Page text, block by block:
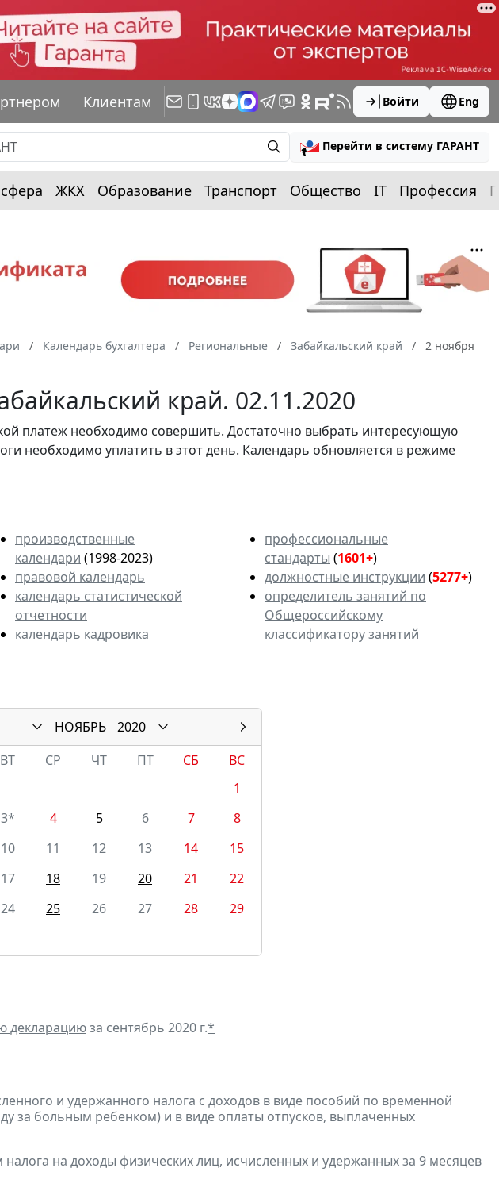
Клиентам Войти Eng
Перейти в систему ГАРАНТ
ЖКХ Образование Транспорт Общество IT Профессия
Календарь бухгалтера Региональные Забайкальский край
2 ноября
край. 02.11.2020
платеж необходимо совершить. Достаточно выбрать интересующую
необходимо уплатить в этот день. Календарь обновляется в режиме
производственные
календари (1998-2023)
правовой календарь
календарь статистической
отчетности
календарь кадровика
профессиональные
стандарты (1601+)
должностные инструкции (5277+)
определитель занятий по
Общероссийскому
классификатору занятий
НОЯБРЬ
2020
ВТ СР ЧТ ПТ СБ
ВС
1
3* 4 5 6 7
8
10 11 12 13 14
15
17 18 19 20 21
22
24 25 26 27 28
29
декларациюза сентябрь 2020 г.*
и удержанного налога с доходов в виде пособий по временной
за больным ребенком) и в виде оплаты отпусков, выплаченных
налога на доходы физических лиц, исчисленных и удержанных за 9 месяцев